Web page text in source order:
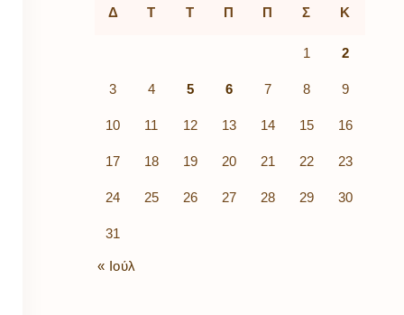
Δ Τ Τ Π Π Σ Κ
1 2
3 4 5 6 7 8 9
10 11 12 13 14 15 16
17 18 19 20 21 22 23
24 25 26 27 28 29 30
31
« Ιούλ